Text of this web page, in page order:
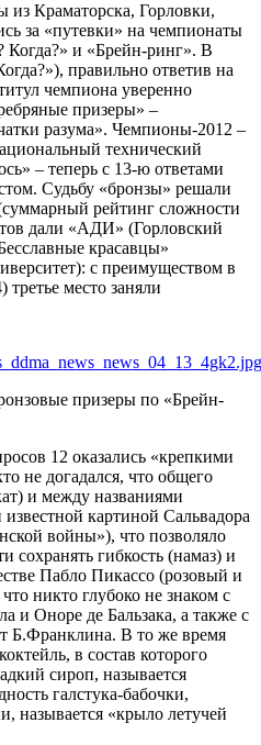
Краматорска, Горловки,
за «путевки» на чемпионаты
Когда?» и «Брейн-ринг». В
правильно ответив на
чемпиона уверенно
призеры» –
разума». Чемпионы-2012 –
технический
– теперь с 13-ю ответами
Судьбу «бронзы» решали
рейтинг сложности
дали «АДИ» (Горловский
красавцы»
с преимуществом в
место заняли
призеры по «Брейн-
12 оказались «крепкими
не догадался, что общего
и между названиями
картиной Сальвадора
войны»), что позволяло
сохранять гибкость (намаз) и
Пабло Пикассо (розовый и
никто глубоко не знаком с
и Оноре де Бальзака, а также с
Б.Франклина. В то же время
в состав которого
сироп, называется
галстука-бабочки,
называется «крыло летучей